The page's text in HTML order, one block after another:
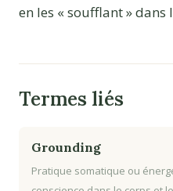
en les « soufflant » dans
Termes liés
Grounding
Pratique somatique ou